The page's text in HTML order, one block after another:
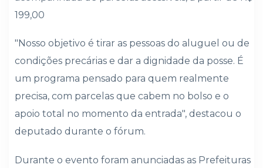
199,00
"Nosso objetivo é tirar as pessoas do aluguel ou de
condições precárias e dar a dignidade da posse. É
um programa pensado para quem realmente
precisa, com parcelas que cabem no bolso e o
apoio total no momento da entrada", destacou o
deputado durante o fórum.
Durante o evento foram anunciadas as Prefeituras